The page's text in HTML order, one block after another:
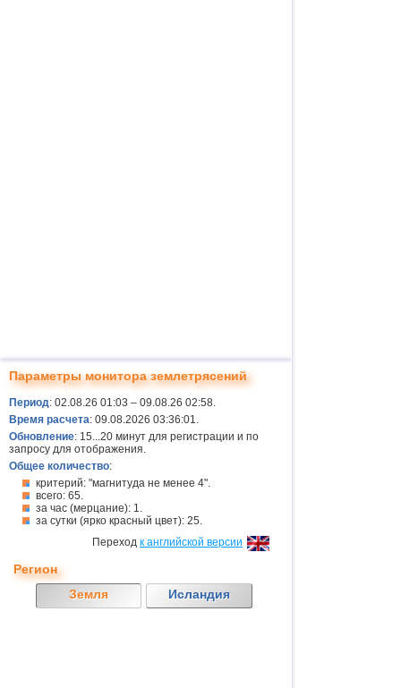
Параметры монитора землетрясений
Период: 02.08.26 01:03 – 09.08.26 02:58.
Время расчета: 09.08.2026 03:36:01.
Обновление: 15...20 минут для регистрации и по
запросу для отображения.
Общее количество:
критерий: "магнитуда не менее 4".
всего: 65.
за час (мерцание): 1.
за сутки (ярко красный цвет): 25.
Переход к английской версии
Регион
Земля
Исландия